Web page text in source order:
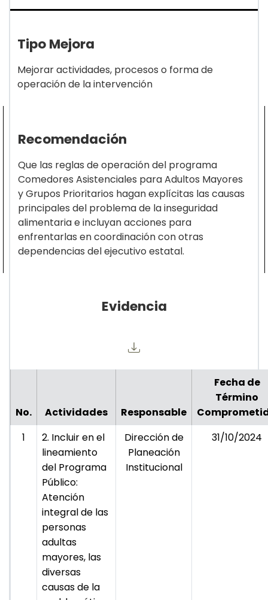
Tipo Mejora
Mejorar actividades, procesos o forma de
operación de la intervención
Recomendación
Que las reglas de operación del programa
Comedores Asistenciales para Adultos Mayores
y Grupos Prioritarios hagan explícitas las causas
principales del problema de la inseguridad
alimentaria e incluyan acciones para
enfrentarlas en coordinación con otras
dependencias del ejecutivo estatal.
Evidencia
No. Actividades Responsable
Fecha de
Término
1
2. Incluir en el
lineamiento
del Programa
Público:
Atención
integral de las
personas
adultas
mayores, las
diversas
causas de la
Dirección de
Planeación
Institucional
31/10/2024